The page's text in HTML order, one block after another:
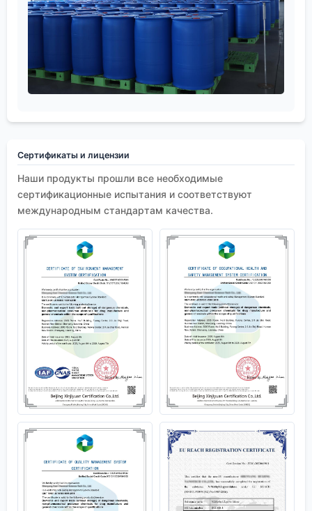
Сертификаты и лицензии
Наши продукты прошли все необходимые
сертификационные испытания и соответствуют
международным стандартам качества.